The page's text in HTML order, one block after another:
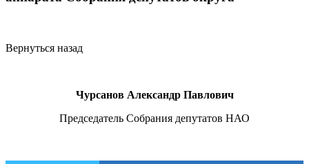
Вернуться назад
Чурсанов Александр Павлович
Председатель Собрания депутатов НАО